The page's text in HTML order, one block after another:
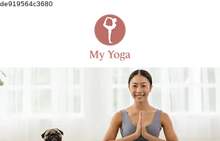
de919564c3680